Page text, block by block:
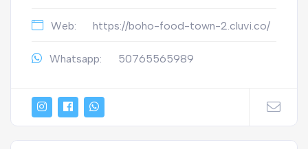
Web: https://boho-food-town-2.cluvi.co/
Whatsapp: 50765565989